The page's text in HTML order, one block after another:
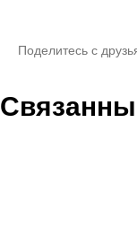
Поделитесь с